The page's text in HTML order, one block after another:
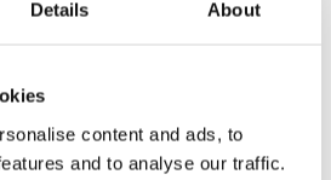
Details About
content and ads, to
and to analyse our traffic.
€ 100